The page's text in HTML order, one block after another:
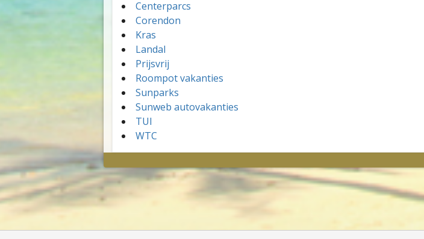
Centerparcs
Corendon
Kras
Landal
Prijsvrij
Roompot vakanties
Sunparks
Sunweb autovakanties
TUI
WTC